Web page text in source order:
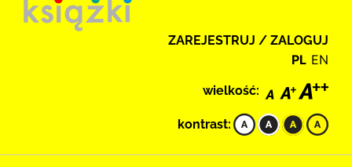
ZAREJESTRUJ / ZALOGUJ
PL EN
wielkość:
kontrast: